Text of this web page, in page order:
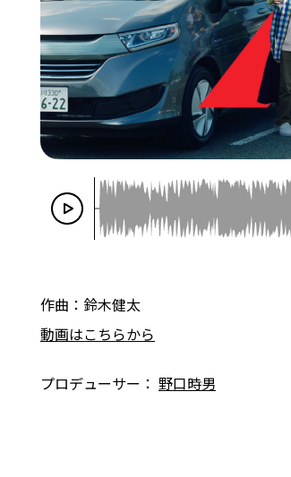
作曲：鈴木健太
動画はこちらから
プロデューサー： 野口時男